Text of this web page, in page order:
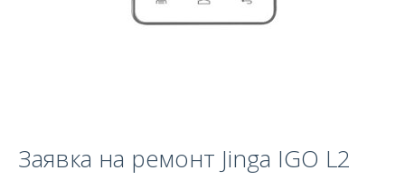
Заявка на ремонт Jinga IGO L2